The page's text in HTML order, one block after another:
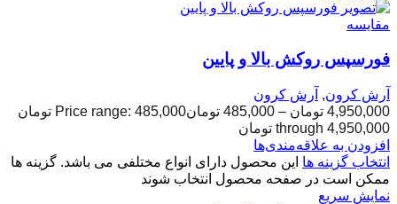
مقایسه
فورسپس روکش بالا و پایین
آرش کرون, آرش کرون
4,950,000 تومان –
485,000 تومان
Price range: 485,000 تومان
through 4,950,000 تومان
افزودن به علاقه‌مندی‌ها
انتخاب گزینه ها این محصول دارای انواع مختلفی می باشد. گزینه ها
ممکن است در صفحه محصول انتخاب شوند
نمایش سریع